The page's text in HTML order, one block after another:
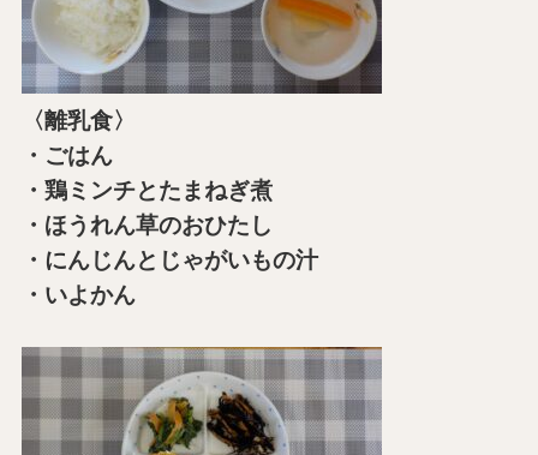
〈離乳食〉
・ごはん
・鶏ミンチとたまねぎ煮
・ほうれん草のおひたし
・にんじんとじゃがいもの汁
・いよかん